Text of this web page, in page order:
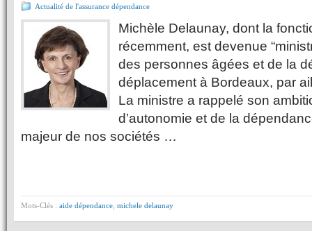
Actualité de l'assurance dépendance
Michèle Delaunay, dont la
récemment, est devenue
des personnes âgées et de la
déplacement à Bordeaux, par
La ministre a rappelé son
d’autonomie et de la
majeur de nos sociétés …
Mots-Clés : aide dépendance michele delaunay